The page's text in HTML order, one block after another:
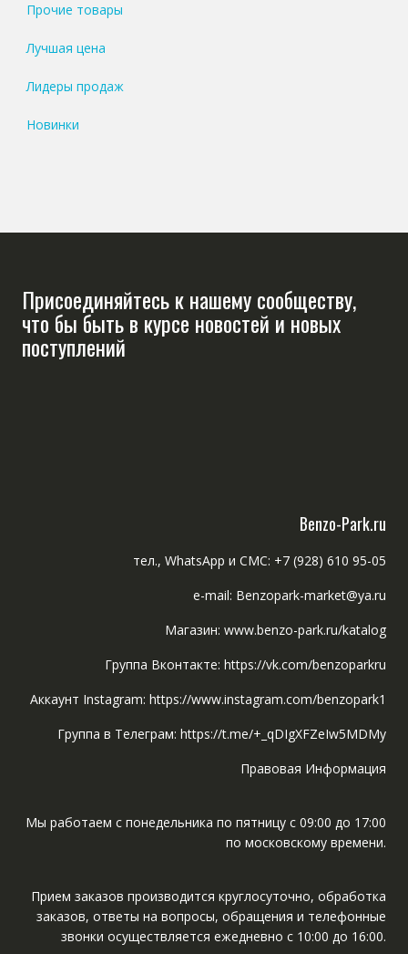
Прочие товары
Лучшая цена
Лидеры продаж
Новинки
Присоединяйтесь к нашему сообществу,
что бы быть в курсе новостей и новых
поступлений
Benzo-Park.ru
тел., WhatsApp и СМС: +7 (928) 610 95-05
e-mail: Benzopark-market@ya.ru
Магазин: www.benzo-park.ru/katalog
Группа Вконтакте: https://vk.com/benzoparkru
Аккаунт Instagram: https://www.instagram.com/benzopark1
Группа в Телеграм: https://t.me/+_qDIgXFZeIw5MDMy
Правовая Информация
Мы работаем с понедельника по пятницу с 09:00 до 17:00
по московскому времени.
Прием заказов производится круглосуточно, обработка
заказов, ответы на вопросы, обращения и телефонные
звонки осуществляется ежедневно с 10:00 до 16:00.